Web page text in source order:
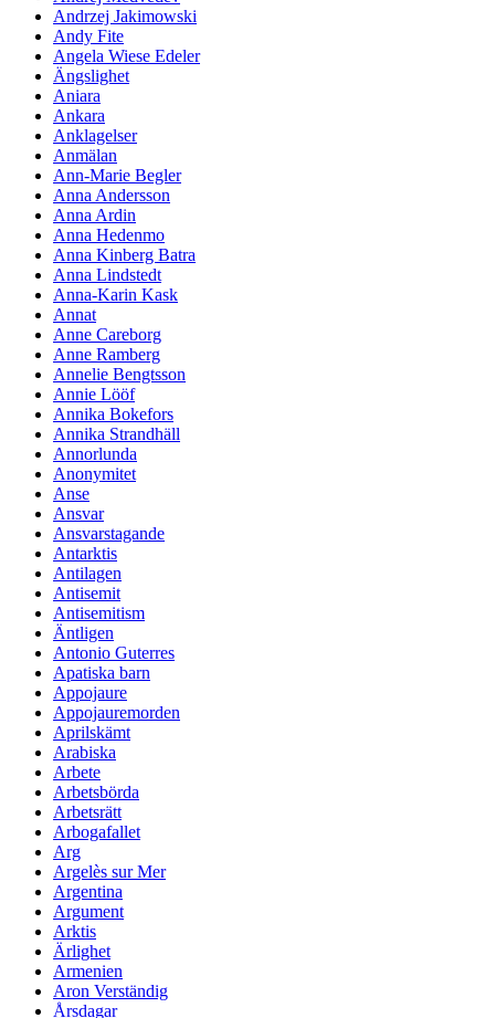
Andrzej Jakimowski
Andy Fite
Angela Wiese Edeler
Ängslighet
Aniara
Ankara
Anklagelser
Anmälan
Ann-Marie Begler
Anna Andersson
Anna Ardin
Anna Hedenmo
Anna Kinberg Batra
Anna Lindstedt
Anna-Karin Kask
Annat
Anne Careborg
Anne Ramberg
Annelie Bengtsson
Annie Lööf
Annika Bokefors
Annika Strandhäll
Annorlunda
Anonymitet
Anse
Ansvar
Ansvarstagande
Antarktis
Antilagen
Antisemit
Antisemitism
Äntligen
Antonio Guterres
Apatiska barn
Appojaure
Appojauremorden
Aprilskämt
Arabiska
Arbete
Arbetsbörda
Arbetsrätt
Arbogafallet
Arg
Argelès sur Mer
Argentina
Argument
Arktis
Ärlighet
Armenien
Aron Verständig
Årsdagar